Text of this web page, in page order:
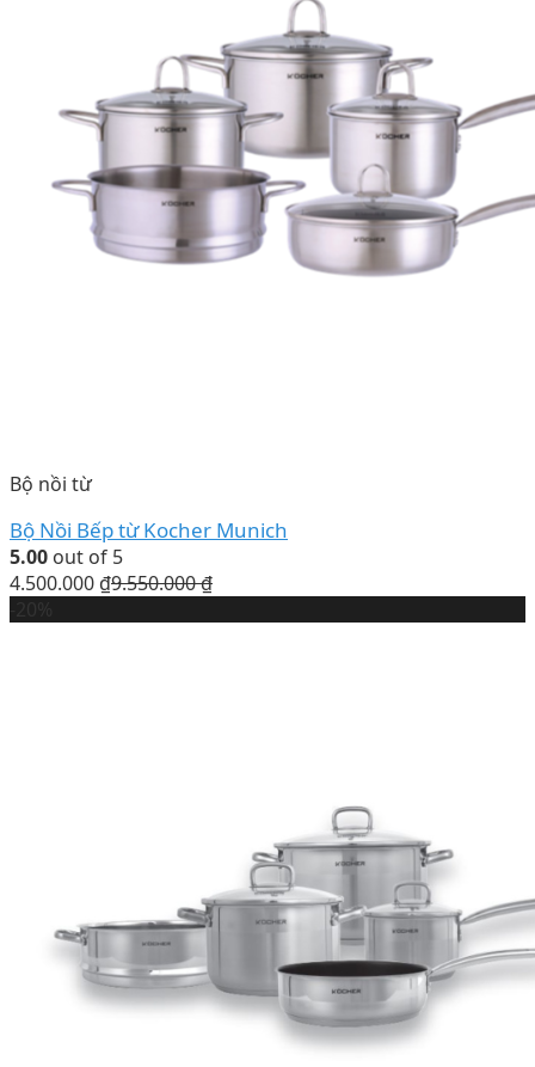
Bộ nồi từ
Bộ Nồi Bếp từ Kocher Munich
5.00 out of 5
4.500.000 ₫9.550.000₫